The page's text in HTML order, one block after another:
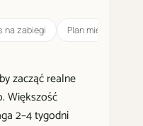
na zabiegi Plan miesiąc po
zacząć realne
Większość
2–4 tygodni